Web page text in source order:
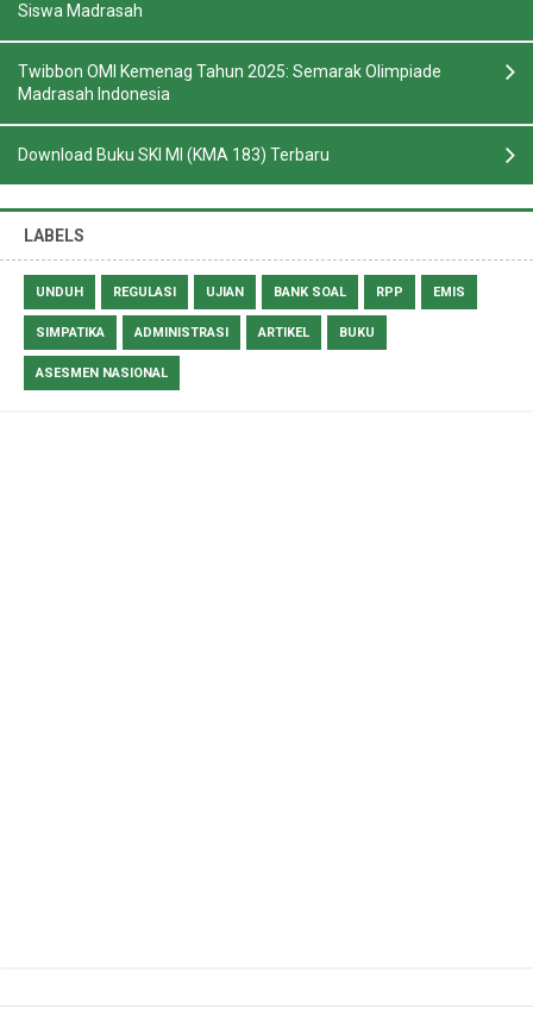
Siswa Madrasah
Twibbon OMI Kemenag Tahun 2025: Semarak Olimpiade
Madrasah Indonesia
Download Buku SKI MI (KMA 183) Terbaru
LABELS
UNDUH REGULASI UJIAN BANK SOAL RPP EMIS
SIMPATIKA ADMINISTRASI ARTIKEL BUKU
ASESMEN NASIONAL